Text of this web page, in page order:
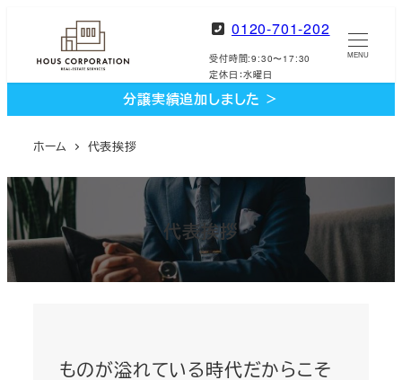
ン
ツ
へ
移
動
0120-701-202
受付時間:9:30〜17:30
定休日：水曜日
MENU
分譲実績追加しました ＞
ホーム 代表挨拶
代表挨拶
ものが溢れている時代だからこそ